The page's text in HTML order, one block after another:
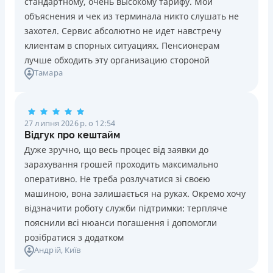
Ліцензія НБУ №10
Вся інформація про кредит
Знижена процентна ставка 0,01% в день для нових
клієнтів на період від 3 до 30 днів (після цього діє
стандартна ставка 1%)
Запитуються лише дані паспорта, ІПН, номер
банківської картки й телефону
Оформляються кредити онлайн 24/7. Розглядаються
кредитною історією
Переказуються гроші на банківську картку відразу
після підписання електронного договору про надання
кредиту
Даруються знижки до -99% постійним клієнтам на
майбутні кредити згідно з програмою лояльності
Програма лояльності для постійних клієнтів
Цілодобова підтримка в Viber, Telegram, Facebook
Недоліки
Нема кредиту для юросіб (ФОП)
объяснения и чек из терминала никто слушать не
захотел. Сервис абсолютно не идет навстречу
клиентам в спорных ситуациях. Пенсионерам
лучше обходить эту организацию стороной
Тамара
27 липня 2026 р. о 12:54
Відгук про кештайм
Дуже зручно, що весь процес від заявки до
зарахування грошей проходить максимально
оперативно. Не треба розлучатися зі своєю
машиною, вона залишається на руках. Окремо хочу
відзначити роботу служби підтримки: терпляче
пояснили всі нюанси погашення і допомогли
розібратися з додатком
Андрій, Київ